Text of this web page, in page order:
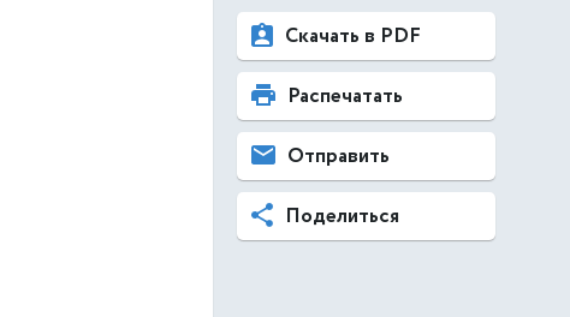
Скачать в PDF
Распечатать
Отправить
Поделиться